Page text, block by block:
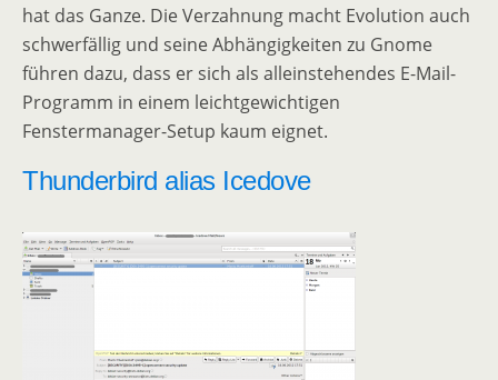
hat das Ganze. Die Verzahnung macht Evolution auch
schwerfällig und seine Abhängigkeiten zu Gnome
führen dazu, dass er sich als alleinstehendes E-Mail-
Programm in einem leichtgewichtigen
Fenstermanager-Setup kaum eignet.
Thunderbird alias Icedove